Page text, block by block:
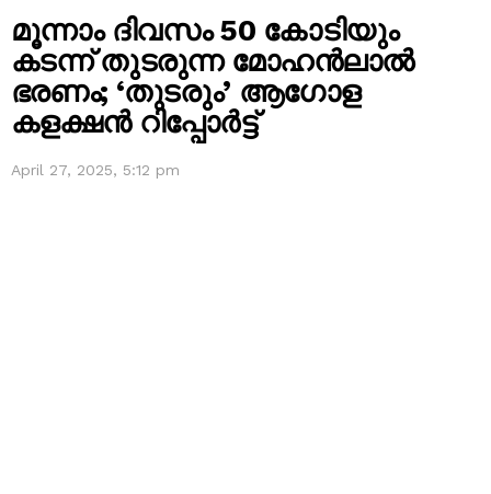
മൂന്നാം ദിവസം 50 കോടിയും
കടന്ന് തുടരുന്ന മോഹൻലാൽ
ഭരണം; ‘തുടരും’ ആഗോള
കളക്ഷൻ റിപ്പോർട്ട്
April 27, 2025, 5:12 pm